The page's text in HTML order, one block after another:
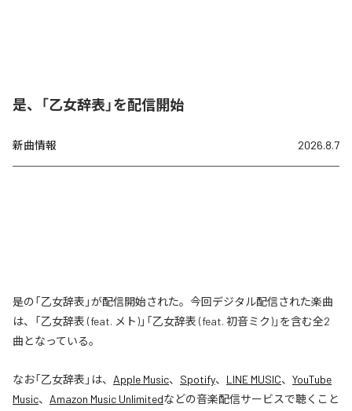
是、「乙女辞表」を配信開始
新曲情報 2026.8.7
是の「乙女辞表」が配信開始された。今回デジタル配信された楽曲
は、「乙女辞表 (feat. メト)」「乙女辞表 (feat. 初音ミク)」を含む全2
曲となっている。
なお「乙女辞表 」は、 Apple Music、 Spotify、 LINE MUSIC、 YouTube
Music、 Amazon Music Unlimitedなどの音楽配信サービスで聴くこと